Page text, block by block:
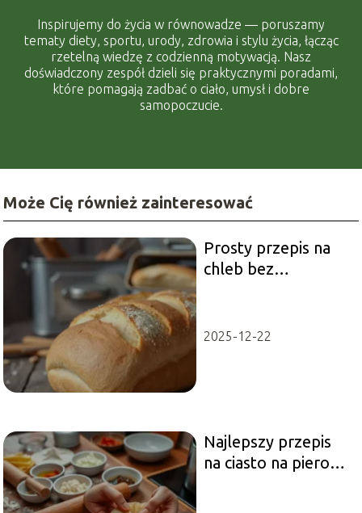
Inspirujemy do życia w równowadze — poruszamy
tematy diety, sportu, urody, zdrowia i stylu życia, łącząc
rzetelną wiedzę z codzienną motywacją. Nasz
doświadczony zespół dzieli się praktycznymi poradami,
które pomagają zadbać o ciało, umysł i dobre
samopoczucie.
Może Cię również zainteresować
Prosty przepis na
chleb bez
2025-12-22
Najlepszy przepis
na ciasto na pierogi